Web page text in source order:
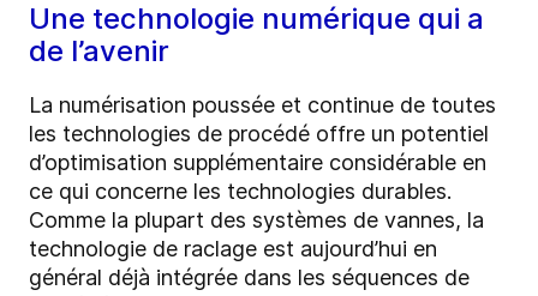
Une technologie numérique qui a
de l’avenir
La numérisation poussée et continue de toutes
les technologies de procédé offre un potentiel
d’optimisation supplémentaire considérable en
ce qui concerne les technologies durables.
Comme la plupart des systèmes de vannes, la
technologie de raclage est aujourd’hui en
général déjà intégrée dans les séquences de